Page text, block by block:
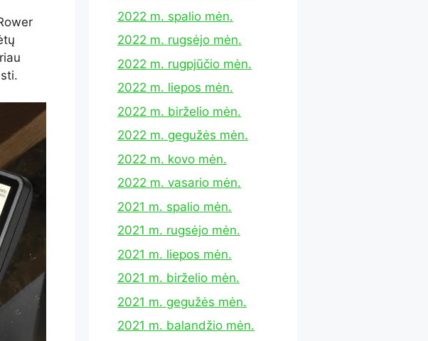
2022 m. spalio mėn.
2022 m. rugsėjo mėn.
2022 m. rugpjūčio mėn.
2022 m. liepos mėn.
2022 m. birželio mėn.
2022 m. gegužės mėn.
2022 m. kovo mėn.
2022 m. vasario mėn.
2021 m. spalio mėn.
2021 m. rugsėjo mėn.
2021 m. liepos mėn.
2021 m. birželio mėn.
2021 m. gegužės mėn.
2021 m. balandžio mėn.